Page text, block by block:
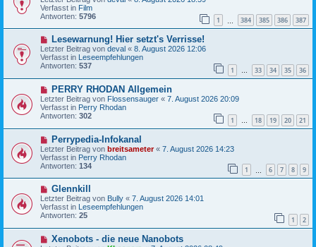
t
r
g
u
e
r
B
i
t
r
g
Verfasst in Film
Antworten: 5796 1 384 385 386 387
N
e
u
e
B
i
t
r
g
Lesewarnung! Hier setzt's Verrisse!
Letzter Beitrag von deval « 8. August 2026 12:06
Verfasst in
Leseempfehlungen
Antworten: 537 1 … 33 34 35 36
N
e
u
e
r
B
e
i
t
r
g
PERRY RHODAN Allgemein
Letzter Beitrag von Flossensauger « 7. August 2026 20:09
Verfasst in Perry Rhodan
Antworten: 302 1 … 18 19 20 21
N
e
u
e
r
B
e
i
t
r
g
Perrypedia-Infokanal
Letzter Beitrag von breitsameter« 7. August 2026 14:23
Verfasst in Perry Rhodan
Antworten: 134 1 6 7 8 9
N
e
u
e
B
e
Glennkill
Letzter Beitrag von Bully « 7. August 2026 14:01
Verfasst in
Leseempfehlungen
Antworten: 25 1 2
NXenobots - die neue Nanobots